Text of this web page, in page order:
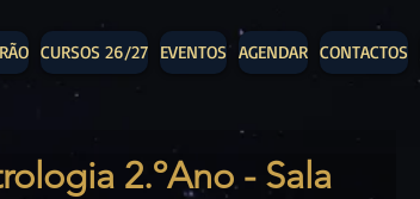
CURSOS 26/27 EVENTOS AGENDAR CONTACTOS
2.ºAno - Sala